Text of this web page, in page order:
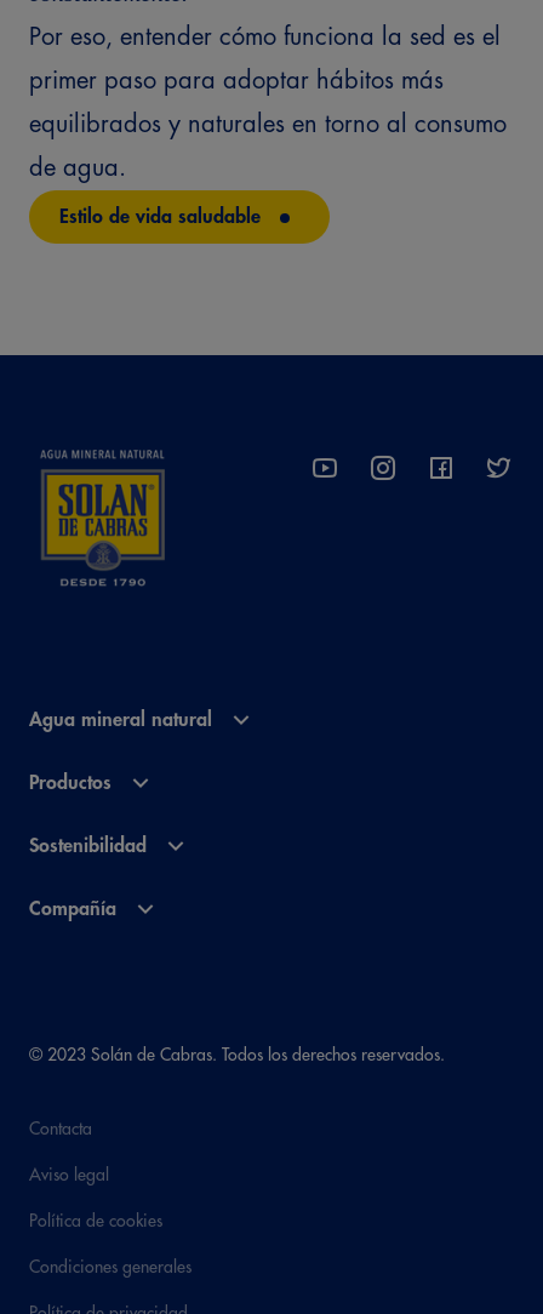
Por eso, entender cómo funciona la sed es el
primer paso para adoptar hábitos más
equilibrados y naturales en torno al consumo
de agua.
Estilo de vida saludable
Agua mineral natural
Productos
Sostenibilidad
Compañía
© 2023 Solán de Cabras. Todos los derechos reservados.
Contacta
Aviso legal
Política de cookies
Condiciones generales